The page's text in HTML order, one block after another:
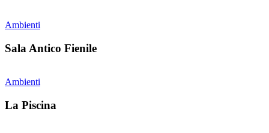
Ambienti
Sala Antico Fienile
Ambienti
La Piscina